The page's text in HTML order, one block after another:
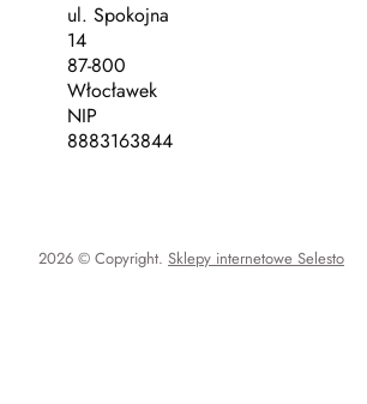
ul. Spokojna
14
87-800
Włocławek
NIP
8883163844
2026 © Copyright. Sklepy internetowe Selesto